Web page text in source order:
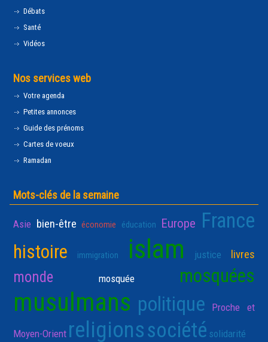
Débats
Santé
Vidéos
Nos services web
Votre agenda
Petites annonces
Guide des prénoms
Cartes de voeux
Ramadan
Mots-clés de la semaine
Asie bien-être économie éducation Europe France
histoire immigration islam justice livres
monde mosquée mosquées
musulmans politique Proche et
Moyen-Orient religionssociété solidarité